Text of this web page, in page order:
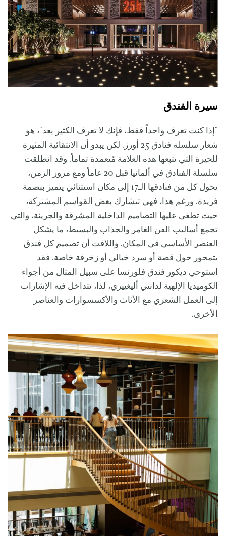
سيرة الفندق
"إذا كنت تعرف واحداً فقط، فإنك لا تعرف الكثير بعد"، هو
شعار سلسلة فنادق 25 أورز. لكن يبدو أن الانتقائية المثيرة
للحيرة التي تتبعها هذه العلامة مُتعمدة تماماً. وقد انطلقت
سلسلة الفنادق في ألمانيا قبل 20 عاماً ومع مرور الزمن،
تحول كل من فنادقها الـ17 إلى مكان استثنائي يتميز ببصمة
فريدة. ورغم هذا، فهي تتشارك بعض القواسم المشتركة،
حيث تطغى عليها التصاميم الداخلية المشرقة والجريئة، والتي
تجمع أساليب الفن الغامر والجذاب والبسيط، ما يشكل
العنصر الأساسي في المكان. واللافت أن تصميم كل فندق
يتمحور حول قصة أو سرد خيالي أو زخرفة خاصة. فقد
استوحي ديكور فندق فلورنسا على سبيل المثال من أجواء
الكوميديا الإلهية لدانتي أليغييري، لذا، تتداخل فيه الإشارات
إلى العمل الشعري مع الأثاث والأكسسوارات والعناصر
الأخرى.